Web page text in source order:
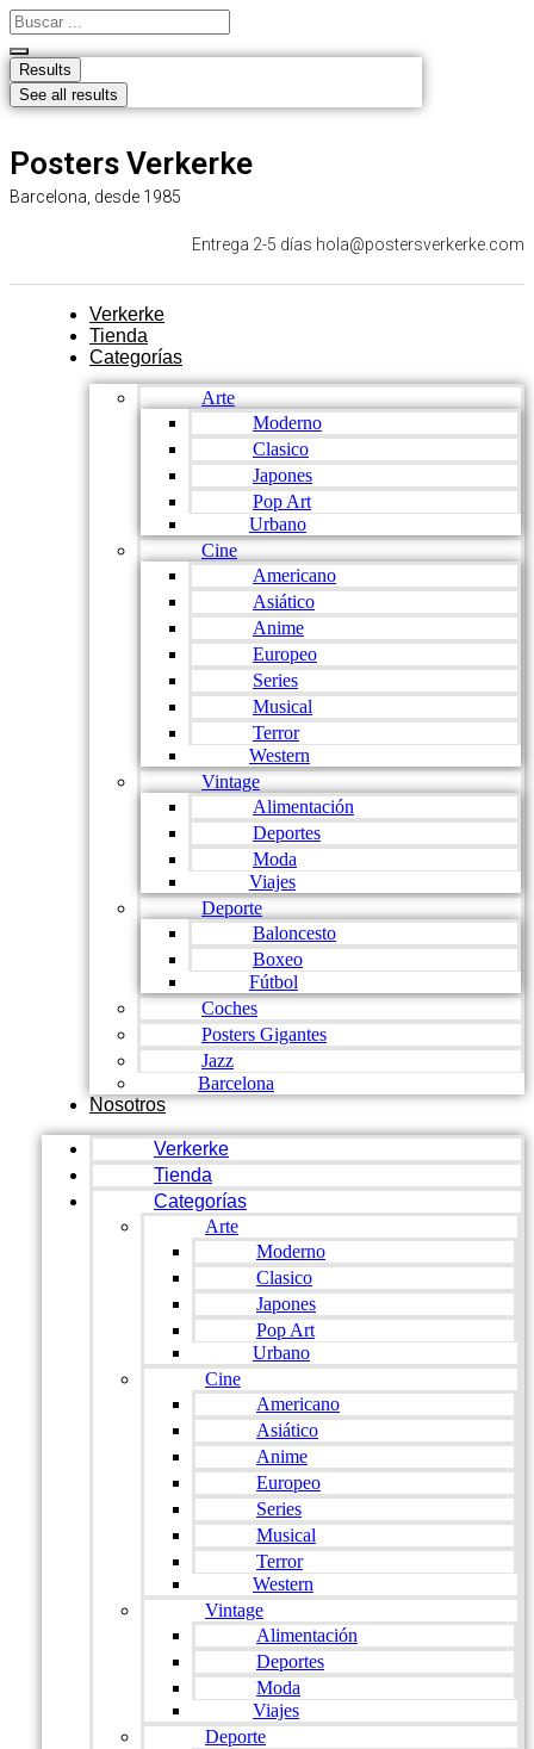
Ir
al
contenido
Search
...
Results
See all results
Posters Verkerke
Barcelona, desde 1985
Entrega 2-5 días hola@postersverkerke.com
Verkerke
Tienda
Categorías
Arte
Moderno
Clasico
Japones
Pop Art
Urbano
Cine
Americano
Asiático
Anime
Europeo
Series
Musical
Terror
Western
Vintage
Alimentación
Deportes
Moda
Viajes
Deporte
Baloncesto
Boxeo
Fútbol
Coches
Posters Gigantes
Jazz
Barcelona
Nosotros
Verkerke
Tienda
Categorías
Arte
Moderno
Clasico
Japones
Pop Art
Urbano
Cine
Americano
Asiático
Anime
Europeo
Series
Musical
Terror
Western
Vintage
Alimentación
Deportes
Moda
Viajes
Deporte